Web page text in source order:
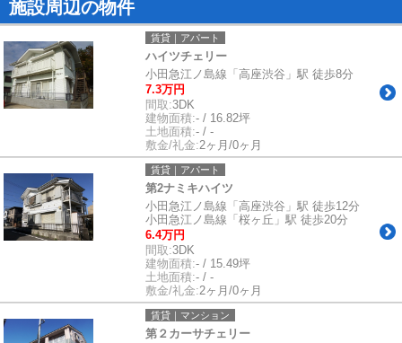
施設周辺の物件
賃貸｜アパート
ハイツチェリー
小田急江ノ島線「高座渋谷」駅 徒歩8分
7.3万円
間取:3DK
建物面積:- / 16.82坪
土地面積:- / -
敷金/礼金:2ヶ月/0ヶ月
賃貸｜アパート
第2ナミキハイツ
小田急江ノ島線「高座渋谷」駅 徒歩12分
小田急江ノ島線「桜ヶ丘」駅 徒歩20分
6.4万円
間取:3DK
建物面積:- / 15.49坪
土地面積:- / -
敷金/礼金:2ヶ月/0ヶ月
賃貸｜マンション
第２カーサチェリー